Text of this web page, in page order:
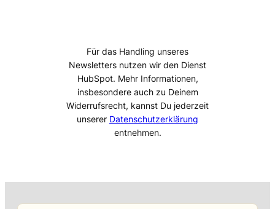
Für das Handling unseres
Newsletters nutzen wir den Dienst
HubSpot. Mehr Informationen,
insbesondere auch zu Deinem
Widerrufsrecht, kannst Du jederzeit
unserer Datenschutzerklärung
entnehmen.